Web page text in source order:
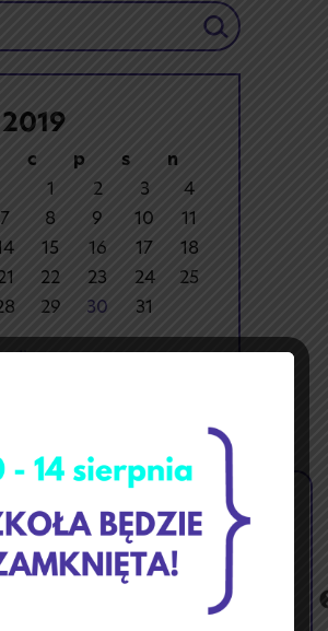
c p s
n
1
2 3
4
7 8 9 10
11
15 16 17
18
22 23 24
25
29 30 31
wakacyjna ☀️